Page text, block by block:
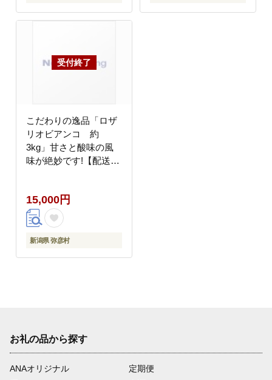
こだわりの逸品「ロザ
リオビアンコ 約
3kg」甘さと酸味の風
味が絶妙です!【配送不
15,000円
新潟県 弥彦村
お礼の品から探す
ANAオリジナル
定期便